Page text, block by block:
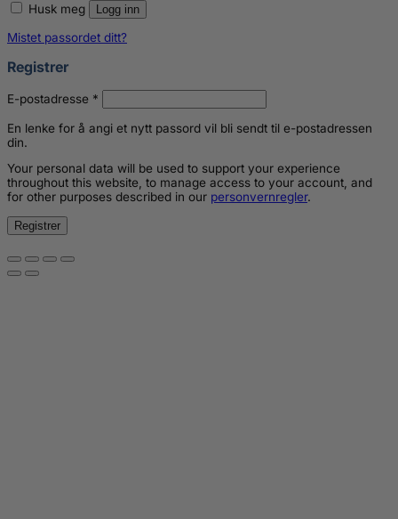
Husk meg Logg inn
Mistet passordet ditt?
Registrer
E-postadresse *
En lenke for å angi et nytt passord vil bli sendt til e-postadressen
din.
Your personal data will be used to support your experience
throughout this website, to manage access to your account, and
for other purposes described in our personvernregler.
Registrer